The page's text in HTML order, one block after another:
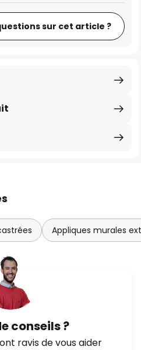
sur cet article ?
Appliques murales
conseils ?
ravis de vous aider